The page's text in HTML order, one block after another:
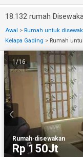
18.132 rumah
Awal > Rumah untuk
Kelapa Gading > Rumah
1/16
Rumah·disewakan
Rp 150Jt